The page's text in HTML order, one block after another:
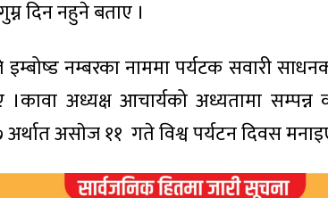
दिन नहुने बताए ।
नम्बरका नाममा पर्यटक सवारी
अध्यक्ष आचार्यको अध्यतामा सम्पन्न
असाेज ११ गते विश्व पर्यटन दिवस